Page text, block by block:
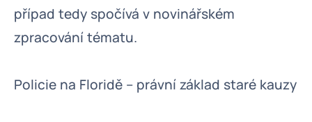
případ tedy spočívá v novinářském
zpracování tématu.
Policie na Floridě – právní základ staré kauzy